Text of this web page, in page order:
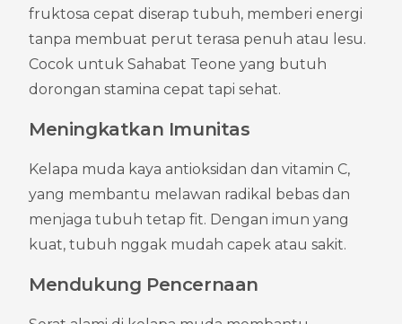
fruktosa cepat diserap tubuh, memberi energi
tanpa membuat perut terasa penuh atau lesu.
Cocok untuk Sahabat Teone yang butuh
dorongan stamina cepat tapi sehat.
Meningkatkan Imunitas
Kelapa muda kaya antioksidan dan vitamin C,
yang membantu melawan radikal bebas dan
menjaga tubuh tetap fit. Dengan imun yang
kuat, tubuh nggak mudah capek atau sakit.
Mendukung Pencernaan